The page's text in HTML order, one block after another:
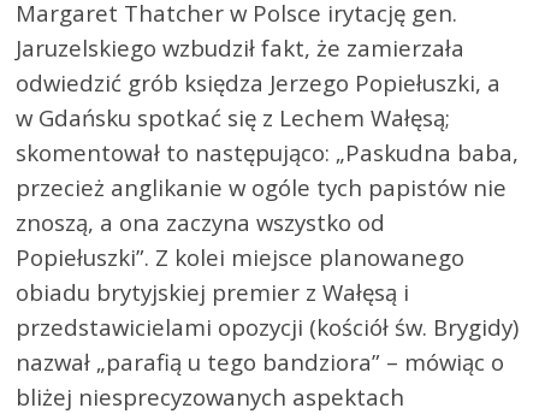
Margaret Thatcher w Polsce irytację gen.
Jaruzelskiego wzbudził fakt, że zamierzała
odwiedzić grób księdza Jerzego Popiełuszki, a
w Gdańsku spotkać się z Lechem Wałęsą;
skomentował to następująco: „Paskudna baba,
przecież anglikanie w ogóle tych papistów nie
znoszą, a ona zaczyna wszystko od
Popiełuszki”. Z kolei miejsce planowanego
obiadu brytyjskiej premier z Wałęsą i
przedstawicielami opozycji (kościół św. Brygidy)
nazwał „parafią u tego bandziora” – mówiąc o
bliżej niesprecyzowanych aspektach